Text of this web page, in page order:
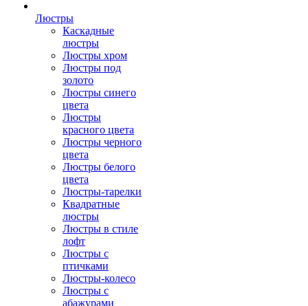
Люстры
Каскадные
люстры
Люстры хром
Люстры под
золото
Люстры синего
цвета
Люстры
красного цвета
Люстры черного
цвета
Люстры белого
цвета
Люстры-тарелки
Квадратные
люстры
Люстры в стиле
лофт
Люстры с
птичками
Люстры-колесо
Люстры с
абажурами